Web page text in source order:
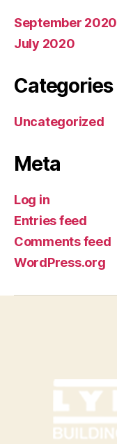
September 2020
July 2020
Categories
Uncategorized
Meta
Log in
Entries feed
Comments feed
WordPress.org